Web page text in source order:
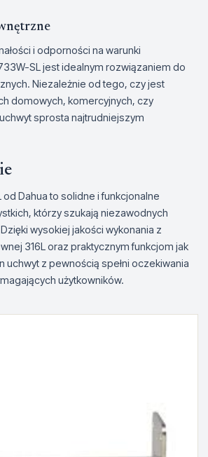
i odporności na warunki
SL jest idealnym rozwiązaniem do
Niezależnie od tego, czy jest
domowych, komercyjnych, czy
sprosta najtrudniejszym
od Dahua to solidne i funkcjonalne
którzy szukają niezawodnych
wysokiej jakości wykonania z
316L oraz praktycznym funkcjom jak
uchwyt z pewnością spełni oczekiwania
użytkowników.